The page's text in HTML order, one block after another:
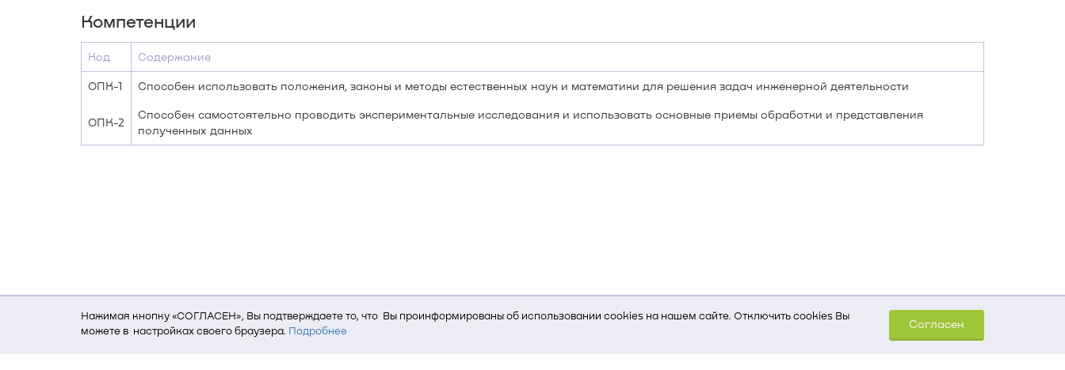
Нажимая кнопку «СОГЛАСЕН», Вы подтверждаете то, что Вы проинформированы об использовании cookies на нашем сайте. Отключить cookies Вы
можете в настройках своего браузера. Подробнее
Согласен
Компетенции
Код Содержание
ОПК-1 Способен использовать положения, законы и методы естественных наук и математики для решения задач инженерной деятельности
ОПК-2
Способен самостоятельно проводить экспериментальные исследования и использовать основные приемы обработки и представления
полученных данных